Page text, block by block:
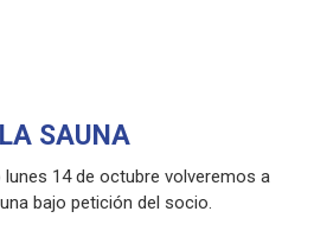
SAUNA
14 de octubre volveremos a
bajo petición del socio.